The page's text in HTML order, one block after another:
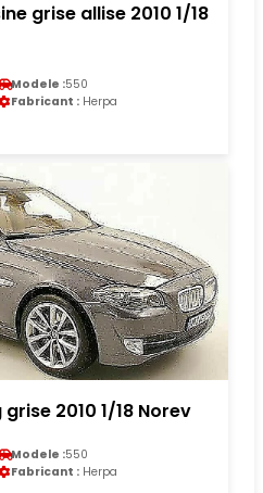
grise allise 2010 1/18
Modele :550
Fabricant : Herpa
2010 1/18 Norev
Modele :550
Fabricant : Herpa